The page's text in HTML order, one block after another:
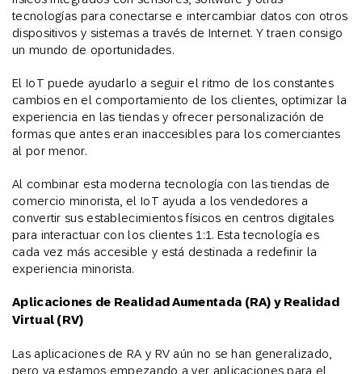
tecnologías para conectarse e intercambiar datos con otros
dispositivos y sistemas a través de Internet. Y traen consigo
un mundo de oportunidades.
El IoT puede ayudarlo a seguir el ritmo de los constantes
cambios en el comportamiento de los clientes, optimizar la
experiencia en las tiendas y ofrecer personalización de
formas que antes eran inaccesibles para los comerciantes
al por menor.
Al combinar esta moderna tecnología con las tiendas de
comercio minorista, el IoT ayuda a los vendedores a
convertir sus establecimientos físicos en centros digitales
para interactuar con los clientes 1:1. Esta tecnología es
cada vez más accesible y está destinada a redefinir la
experiencia minorista.
Aplicaciones de Realidad Aumentada (RA) y Realidad
Virtual (RV)
Las aplicaciones de RA y RV aún no se han generalizado,
pero ya estamos empezando a ver aplicaciones para el